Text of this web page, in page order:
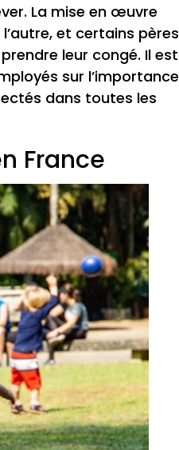
La mise en œuvre
et certains pères
leur congé. Il est
sur l’importance
dans toutes les
France